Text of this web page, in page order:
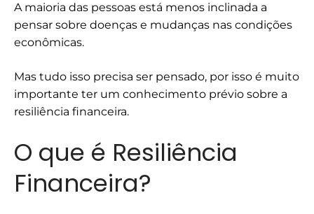
A maioria das pessoas está menos inclinada a
pensar sobre doenças e mudanças nas condições
econômicas.
Mas tudo isso precisa ser pensado, por isso é muito
importante ter um conhecimento prévio sobre a
resiliência financeira.
O que é Resiliência
Financeira?